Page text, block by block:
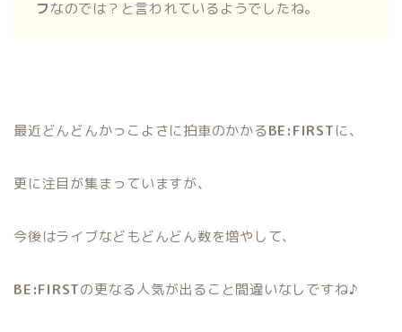
フなのでは？と言われているようでしたね。
最近どんどんかっこよさに拍車のかかるBE:FIRSTに、
更に注目が集まっていますが、
今後はライブなどもどんどん数を増やして、
BE:FIRSTの更なる人気が出ること間違いなしですね♪